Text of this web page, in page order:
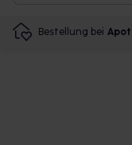
Bestellung bei